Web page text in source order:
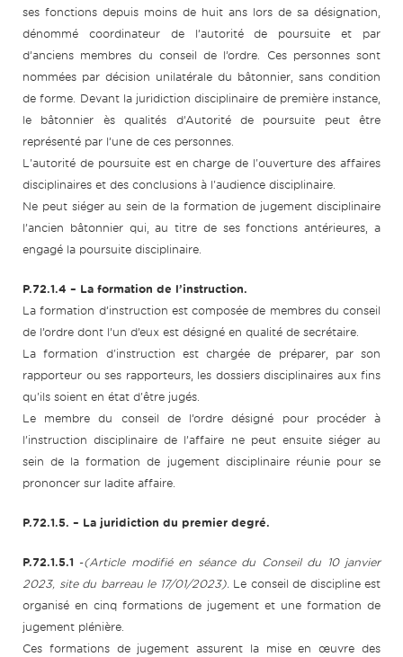
ses fonctions depuis moins de huit ans lors de sa désignation,
dénommé coordinateur de l’autorité de poursuite et par
d’anciens membres du conseil de l’ordre. Ces personnes sont
nommées par décision unilatérale du bâtonnier, sans condition
de forme. Devant la juridiction disciplinaire de première instance,
le bâtonnier ès qualités d’Autorité de poursuite peut être
représenté par l’une de ces personnes.
L'autorité de poursuite est en charge de l'ouverture des affaires
disciplinaires et des conclusions à l'audience disciplinaire.
Ne peut siéger au sein de la formation de jugement disciplinaire
l’ancien bâtonnier qui, au titre de ses fonctions antérieures, a
engagé la poursuite disciplinaire.
P.72.1.4 – La formation de l’instruction.
La formation d’instruction est composée de membres du conseil
de l’ordre dont l’un d’eux est désigné en qualité de secrétaire.
La formation d'instruction est chargée de préparer, par son
rapporteur ou ses rapporteurs, les dossiers disciplinaires aux fins
qu'ils soient en état d'être jugés.
Le membre du conseil de l’ordre désigné pour procéder à
l’instruction disciplinaire de l’affaire ne peut ensuite siéger au
sein de la formation de jugement disciplinaire réunie pour se
prononcer sur ladite affaire.
P.72.1.5. – La juridiction du premier degré.
P.72.1.5.1 -(Article modifié en séance du Conseil du 10 janvier
2023, site du barreau le 17/01/2023). Le conseil de discipline est
organisé en cinq formations de jugement et une formation de
jugement plénière.
Ces formations de jugement assurent la mise en œuvre des